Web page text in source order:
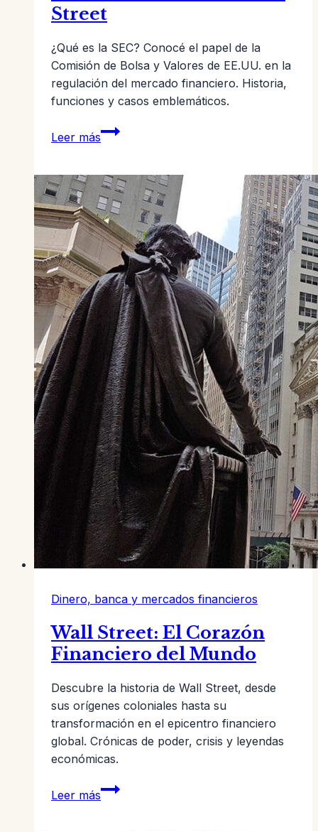
Street
¿Qué es la SEC? Conocé el papel de la
Comisión de Bolsa y Valores de EE.UU. en la
regulación del mercado financiero. Historia,
funciones y casos emblemáticos.
Leer más
La
SEC:
Sheriff
de
Wall
Street
Dinero, banca y mercados financieros
Wall Street: El Corazón
Financiero del Mundo
Descubre la historia de Wall Street, desde
sus orígenes coloniales hasta su
transformación en el epicentro financiero
global. Crónicas de poder, crisis y leyendas
económicas.
Leer más
Wall
Street: